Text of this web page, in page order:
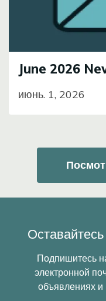
June 2026
июнь. 1, 2026
Подпишитесь
электронной
объявлениях и